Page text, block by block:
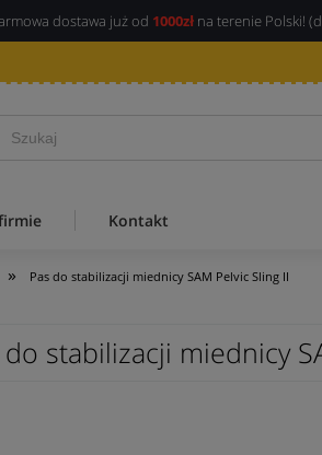
dostawa już od 1000zł na terenie Polski!
Kontakt
» Pas do stabilizacji miednicy SAM Pelvic Sling II
do stabilizacji miednicy